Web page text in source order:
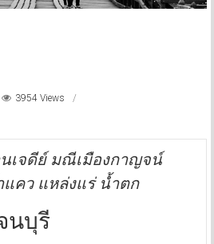
3954 Views
เจดีย์ มณีเมืองกาญจน์
คว แหล่งแร่ น้ำตก
นบุรี